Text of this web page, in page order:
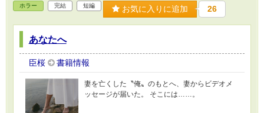
ホラー 完結 短編 お気に入りに追加 26
あなたへ
臣桜 書籍情報
妻を亡くした〝俺〟のもとへ、妻からビデオメ
ッセージが届いた。 そこには……。